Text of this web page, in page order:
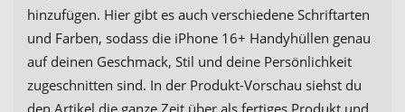
hinzufügen. Hier gibt es auch verschiedene Schriftarten
und Farben, sodass die iPhone 16+ Handyhüllen genau
auf deinen Geschmack, Stil und deine Persönlichkeit
zugeschnitten sind. In der Produkt-Vorschau siehst du